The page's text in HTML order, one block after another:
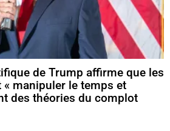
de Trump affirme que les
« manipuler le temps et
des théories du complot